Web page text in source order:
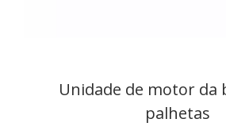
Unidade de motor da
palhetas